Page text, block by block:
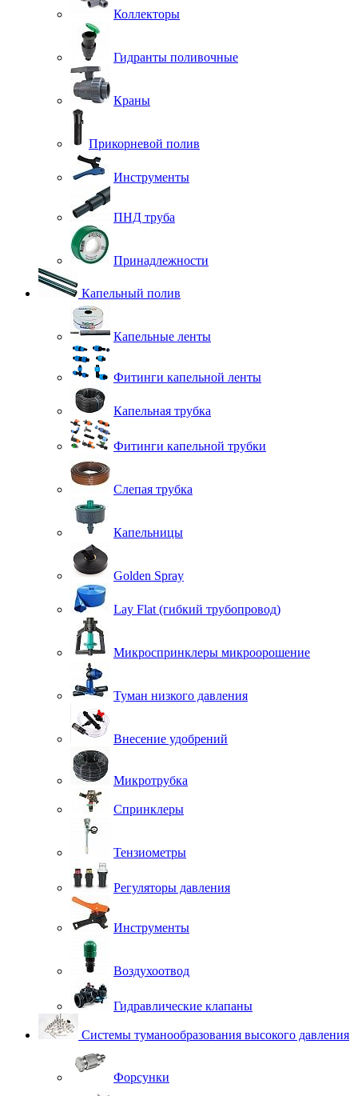
Коллекторы
Гидранты поливочные
Краны
Прикорневой полив
Инструменты
ПНД труба
Принадлежности
Капельный полив
Капельные ленты
Фитинги капельной ленты
Капельная трубка
Фитинги капельной трубки
Слепая трубка
Капельницы
Golden Spray
Lay Flat (гибкий трубопровод)
Микроспринклеры микроорошение
Туман низкого давления
Внесение удобрений
Микротрубка
Спринклеры
Тензиометры
Регуляторы давления
Инструменты
Воздухоотвод
Гидравлические клапаны
Системы туманообразования высокого давления
Форсунки